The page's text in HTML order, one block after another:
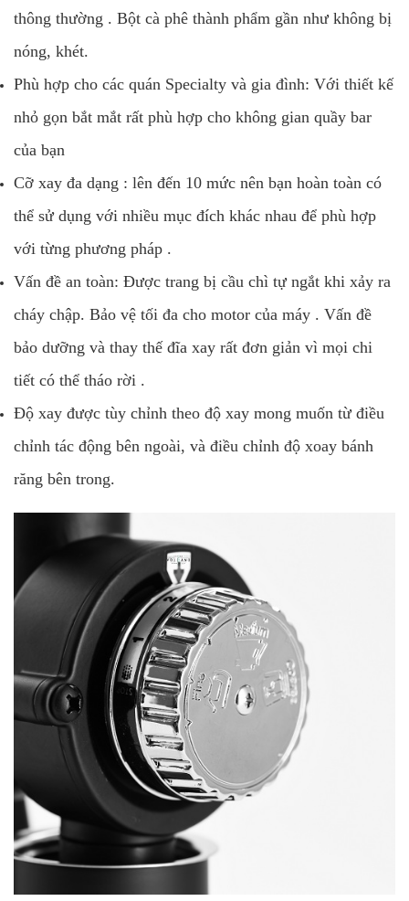
thông thường . Bột cà phê thành phẩm gần như không bị
nóng, khét.
Phù hợp cho các quán Specialty và gia đình: Với thiết kế
nhỏ gọn bắt mắt rất phù hợp cho không gian quầy bar
của bạn
Cỡ xay đa dạng : lên đến 10 mức nên bạn hoàn toàn có
thể sử dụng với nhiều mục đích khác nhau để phù hợp
với từng phương pháp .
Vấn đề an toàn: Được trang bị cầu chì tự ngắt khi xảy ra
cháy chập. Bảo vệ tối đa cho motor của máy . Vấn đề
bảo dưỡng và thay thế đĩa xay rất đơn giản vì mọi chi
tiết có thể tháo rời .
Độ xay được tùy chỉnh theo độ xay mong muốn từ điều
chỉnh tác động bên ngoài, và điều chỉnh độ xoay bánh
răng bên trong.